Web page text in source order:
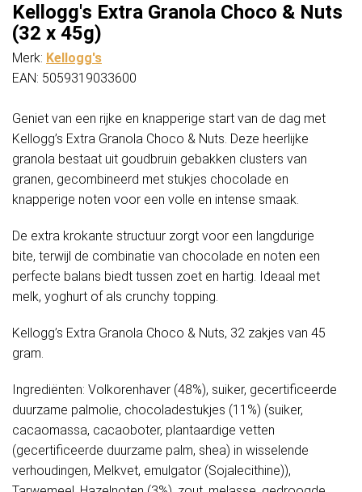
Kellogg's Extra Granola Choco & Nuts
(32 x 45g)
Merk: Kellogg's
EAN: 5059319033600
Geniet van een rijke en knapperige start van de dag met
Kellogg’s Extra Granola Choco & Nuts. Deze heerlijke
granola bestaat uit goudbruin gebakken clusters van
granen, gecombineerd met stukjes chocolade en
knapperige noten voor een volle en intense smaak.
De extra krokante structuur zorgt voor een langdurige
bite, terwijl de combinatie van chocolade en noten een
perfecte balans biedt tussen zoet en hartig. Ideaal met
melk, yoghurt of als crunchy topping.
Kellogg’s Extra Granola Choco & Nuts, 32 zakjes van 45
gram.
Ingrediënten: Volkorenhaver (48%), suiker, gecertificeerde
duurzame palmolie, chocoladestukjes (11%) (suiker,
cacaomassa, cacaoboter, plantaardige vetten
(gecertificeerde duurzame palm, shea) in wisselende
verhoudingen, Melkvet, emulgator (Sojalecithine)),